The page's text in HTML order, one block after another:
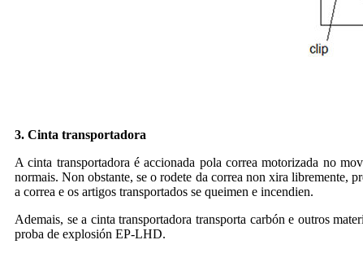
3. Cinta transportadora
A cinta transportadora é accionada pola correa motorizada no
normais. Non obstante, se o rodete da correa non xira libremente,
a correa e os artigos transportados se queimen e incendien.
Ademais, se a cinta transportadora transporta carbón e outros
proba de explosión EP-LHD.